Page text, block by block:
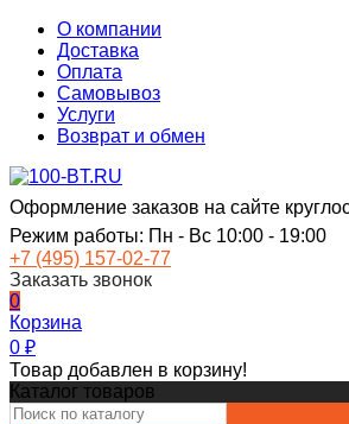
О компании
Доставка
Оплата
Самовывоз
Услуги
Возврат и обмен
Оформление заказов на сайте
Режим работы: Пн - Вс 10:00 - 19:00
+7 (495) 157-02-77
Заказать звонок
0
Корзина
0 ₽
Товар добавлен в корзину!
Каталог товаров